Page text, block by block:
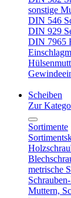
sonstige
DIN 546
DIN 929
DIN 7965
Scheiben
Zur
Sortimente
metrische
Muttern,